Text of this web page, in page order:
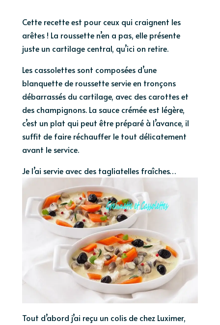
Cette recette est pour ceux qui craignent les
arêtes ! La roussette n’en a pas, elle présente
juste un cartilage central, qu’ici on retire.
Les cassolettes sont composées d’une
blanquette de roussette servie en tronçons
débarrassés du cartilage, avec des carottes et
des champignons. La sauce crémée est légère,
c’est un plat qui peut être préparé à l’avance, il
suffit de faire réchauffer le tout délicatement
avant le service.
Je l’ai servie avec des tagliatelles fraîches…
Tout d’abord j’ai reçu un colis de chez Luximer,